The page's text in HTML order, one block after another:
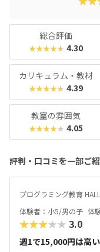
材はいいけど、先
くの教室に足を運ん
総合評価
★★★★★ 4.30
カリキュラム・教材
★★★★★ 4.39
教室の雰囲気
★★★★★ 4.05
評判・口コミを一部ご
プログラミング教育
体験者：小5/男の子 体
★★★★★ 3.0
週1で15,000円は高